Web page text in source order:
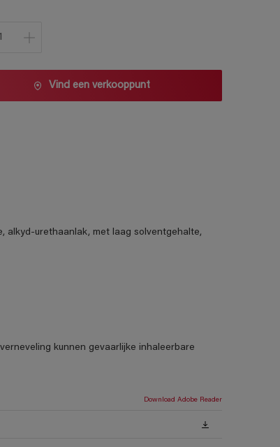
Vind een verkooppunt
alkyd-urethaanlak, met laag solventgehalte,
kunnen gevaarlijke inhaleerbare
Download Adobe Reader